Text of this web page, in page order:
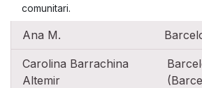
comunitari.
Ana M.
Carolina Barrachina
Altemir